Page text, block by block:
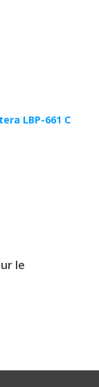
LBP-661 C
le